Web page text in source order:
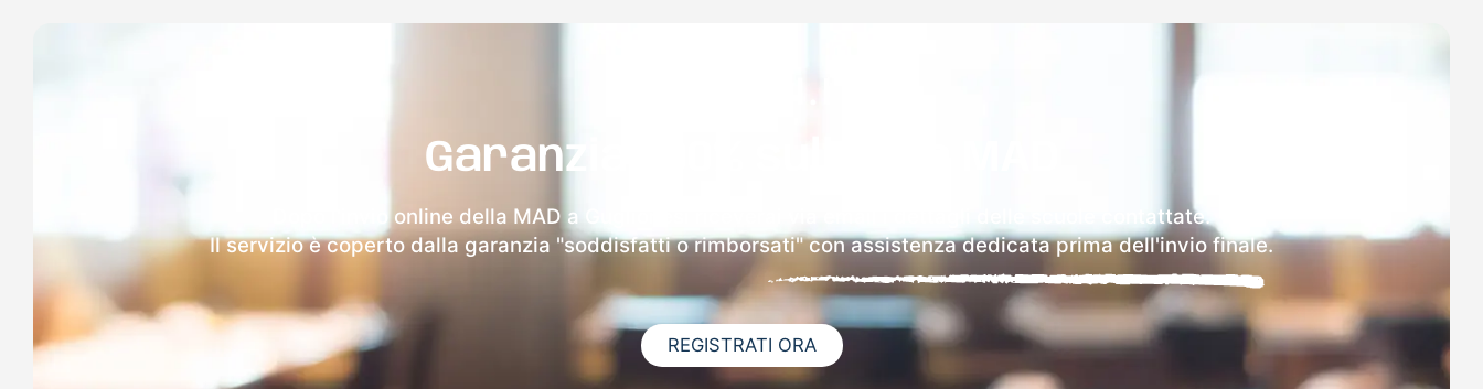
Garanzia 100% sulla tua MAD
Dopo l'invio online della MAD a Guglionesi riceverai via email i dettagli delle scuole contattate.
Il servizio è coperto dalla garanzia "soddisfatti o rimborsati" con assistenza dedicata prima dell'invio finale.
REGISTRATI ORA